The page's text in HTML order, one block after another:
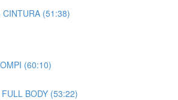
CINTURA (51:38)
(60:10)
BODY (53:22)